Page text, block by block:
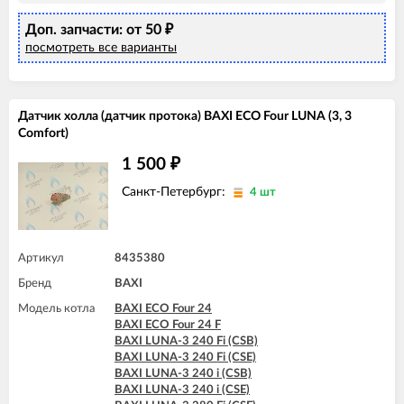
BAXI LUNA-3 COMFORT 240 Fi (CSZ)
BAXI LUNA-3 COMFORT 240 i (CSE)
BAXI LUNA-3 COMFORT 240 i (CSZ)
BAXI LUNA-3 COMFORT 310 Fi (CSE)
BAXI MAIN 24 Fi (BSB)
BAXI MAIN 24 Fi (BSE)
BAXI MAIN 24 i (BSE)
BAXI MAIN DIGIT 240i
Доп. запчасти: от 50 ₽
посмотреть все варианты
Датчик холла (датчик протока) BAXI ECO Four LUNA (3, 3
Comfort)
1 500 ₽
Санкт-Петербург: 4 шт
Артикул 8435380
Бренд BAXI
Модель котла
BAXI ECO Four 24
BAXI ECO Four 24 F
BAXI LUNA-3 240 Fi (CSB)
BAXI LUNA-3 240 Fi (CSE)
BAXI LUNA-3 240 i (CSB)
BAXI LUNA-3 240 i (CSE)